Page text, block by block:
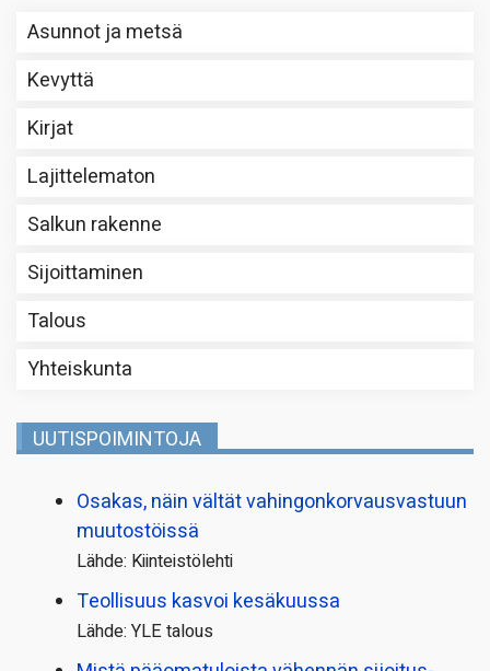
Asunnot ja metsä
Kevyttä
Kirjat
Lajittelematon
Salkun rakenne
Sijoittaminen
Talous
Yhteiskunta
UUTISPOIMINTOJA
Osakas, näin vältät vahingonkorvausvastuun
muutostöissä
Lähde: Kiinteistölehti
Teollisuus kasvoi kesäkuussa
Lähde: YLE talous